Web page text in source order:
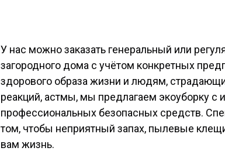
У нас можно заказать генеральный или
загородного дома с учётом конкретных
здорового образа жизни и людям,
реакций, астмы, мы предлагаем экоуборку с
профессиональных безопасных средств.
том, чтобы неприятный запах, пылевые
вам жизнь.